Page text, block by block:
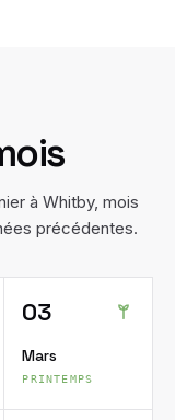
à Whitby, mois
précédentes.
03
Mars
PRINTEMPS